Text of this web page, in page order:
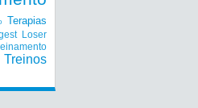
Terapias
Loser
Treinos